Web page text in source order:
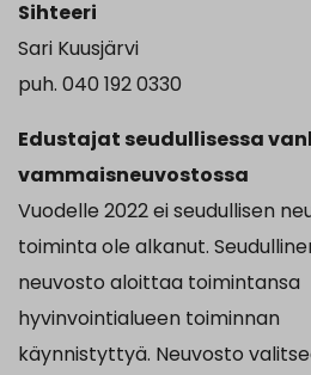
Sihteeri
Sari Kuusjärvi
puh. 040 192 0330
Edustajat seudullisessa
vammaisneuvostossa
Vuodelle 2022 ei seudullisen
toiminta ole alkanut.
neuvosto aloittaa toimintansa
hyvinvointialueen toiminnan
käynnistyttyä. Neuvosto